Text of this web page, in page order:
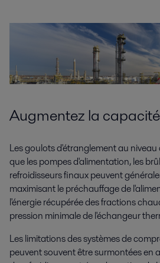
Augmentez la capacité
Les goulots d'étranglement au
que les pompes d'alimentation, les
refroidisseurs finaux peuvent
maximisant le préchauffage de
l'énergie récupérée des fractions
pression minimale de l'échangeur
Les limitations des systèmes de
peuvent souvent être surmontées